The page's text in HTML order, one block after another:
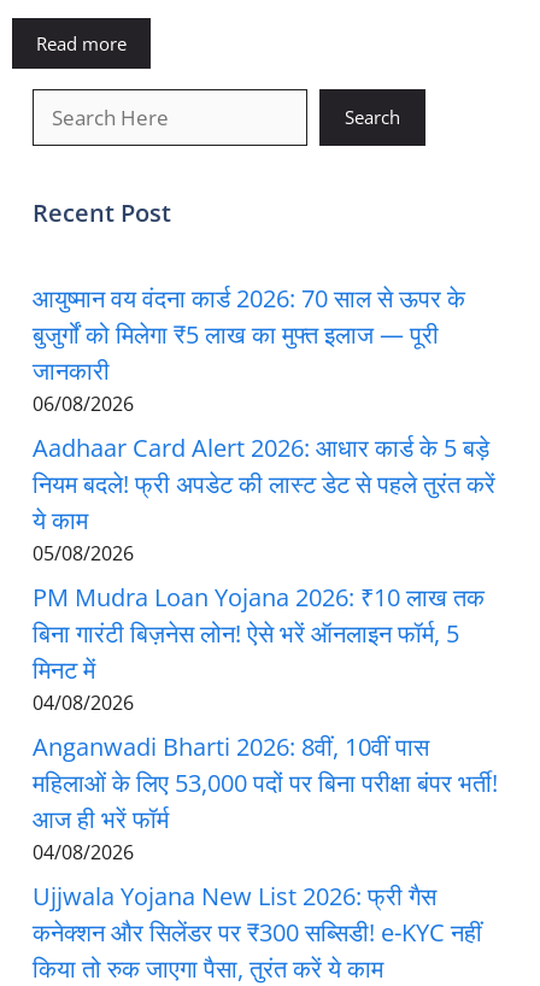
Read more
Search
Recent Post
आयुष्मान वय वंदना कार्ड 2026: 70 साल से ऊपर के
बुजुर्गों को मिलेगा ₹5 लाख का मुफ्त इलाज — पूरी
जानकारी
06/08/2026
Aadhaar Card Alert 2026: आधार कार्ड के 5 बड़े
नियम बदले! फ्री अपडेट की लास्ट डेट से पहले तुरंत करें
ये काम
05/08/2026
PM Mudra Loan Yojana 2026: ₹10 लाख तक
बिना गारंटी बिज़नेस लोन! ऐसे भरें ऑनलाइन फॉर्म, 5
मिनट में
04/08/2026
Anganwadi Bharti 2026: 8वीं, 10वीं पास
महिलाओं के लिए 53,000 पदों पर बिना परीक्षा बंपर भर्ती!
आज ही भरें फॉर्म
04/08/2026
Ujjwala Yojana New List 2026: फ्री गैस
कनेक्शन और सिलेंडर पर ₹300 सब्सिडी! e-KYC नहीं
किया तो रुक जाएगा पैसा, तुरंत करें ये काम